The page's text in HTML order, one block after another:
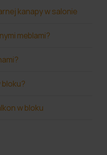
kanapy w salonie
meblami?
bloku?
w bloku